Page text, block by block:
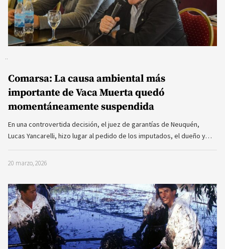
Comarsa: La causa ambiental más
importante de Vaca Muerta quedó
momentáneamente suspendida
En una controvertida decisión, el juez de garantías de Neuquén,
Lucas Yancarelli, hizo lugar al pedido de los imputados, el dueño y…
20 marzo, 2026